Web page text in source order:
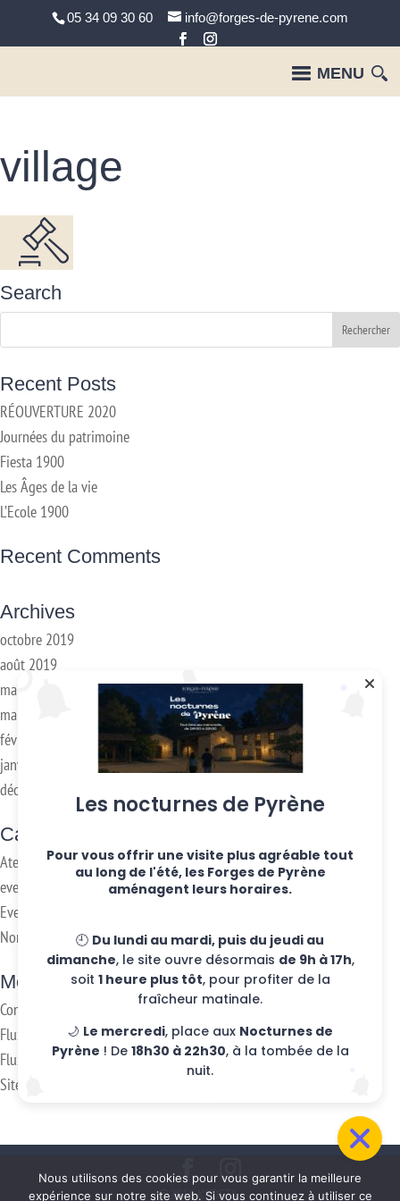
05 34 09 30 60 info@forges-de-pyrene.com
village
Search
Recent Posts
RÉOUVERTURE 2020
Journées du patrimoine
Fiesta 1900
Les Âges de la vie
L’Ecole 1900
Recent Comments
Archives
octobre 2019
août 2019
mai 2019
mars 2018
février 2018
janvier 2017
décembre 2016
Categories
Ateliers hebdo
evenements
Eventos
Non classifié(e)
Meta
Connexion
Flux des publications
Flux des commentaires
Site de WordPress-FR
@2016 KUDETA -
Les nocturnes de Pyrène
Pour vous offrir une visite plus agréable tout
au long de l'été, les Forges de Pyrène
aménagent leurs horaires.
🕘 Du lundi au mardi, puis du jeudi au
dimanche, le site ouvre désormais de 9h à 17h,
soit 1 heure plus tôt, pour profiter de la
fraîcheur matinale.
🌙 Le mercredi, place aux Nocturnes de
Pyrène ! De 18h30 à 22h30, à la tombée de la
nuit.
Nous utilisons des cookies pour vous garantir la meilleure
expérience sur notre site web. Si vous continuez à utiliser ce